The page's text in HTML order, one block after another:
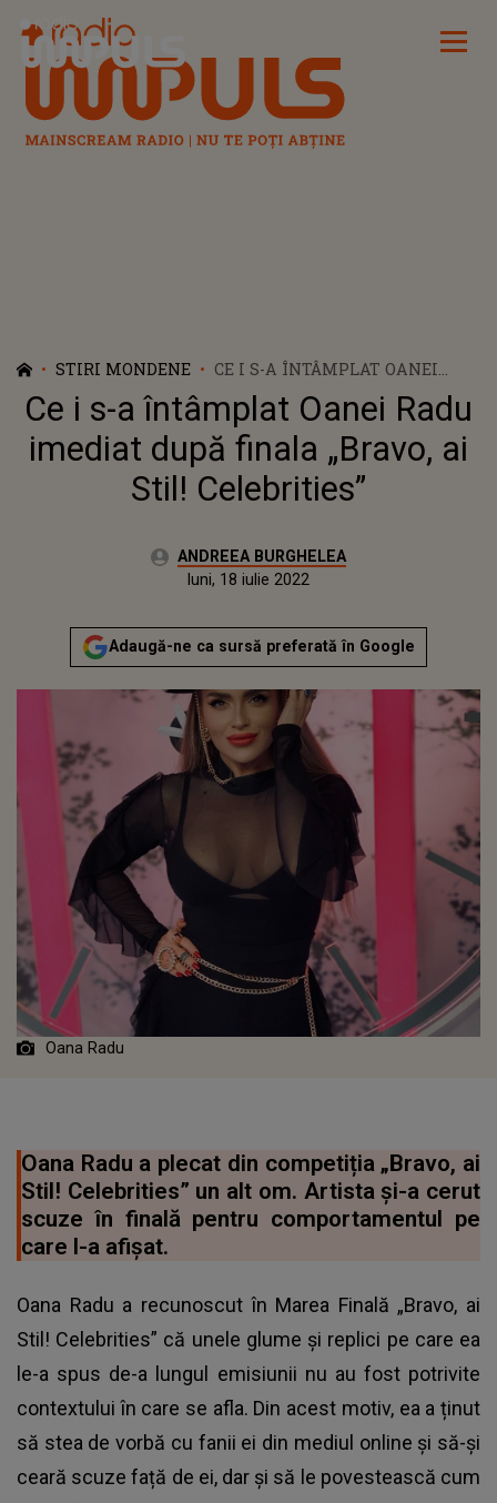
Radio Impuls
STIRI MONDENE
CE I S-A ÎNTÂMPLAT OANEI
RADU IMEDIAT DUPĂ FINALA
„BRAVO, AI STIL! CELEBRITIES”
Ce i s-a întâmplat Oanei Radu
imediat după finala „Bravo, ai
Stil! Celebrities”
Autor:ANDREEA BURGHELEA
Actualizat:
luni, 18 iulie 2022
Adaugă-ne ca sursă preferată în Google
Oana Radu
Oana Radu a plecat din competiția „Bravo, ai
Stil! Celebrities” un alt om. Artista și-a cerut
scuze în finală pentru comportamentul pe
care l-a afișat.
Oana Radu a recunoscut în Marea Finală „Bravo, ai
Stil! Celebrities” că unele glume și replici pe care ea
le-a spus de-a lungul emisiunii nu au fost potrivite
contextului în care se afla. Din acest motiv, ea a ținut
să stea de vorbă cu fanii ei din mediul online și să-și
ceară scuze față de ei, dar și să le povestească cum